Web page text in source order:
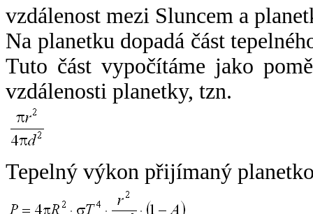
vzdálenost mezi Sluncem a
Na planetku dopadá část
Tuto část vypočítáme jako
vzdálenosti planetky, tzn.
Tepelný výkon přijímaný